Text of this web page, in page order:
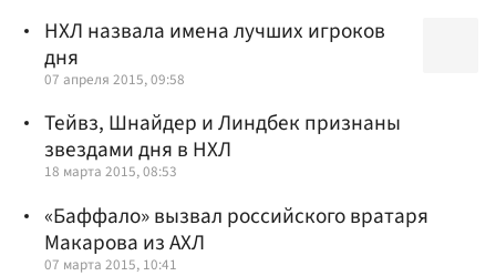
НХЛ назвала имена лучших игроков
дня
07 апреля 2015, 09:58
Тейвз, Шнайдер и Линдбек признаны
звездами дня в НХЛ
18 марта 2015, 08:53
«Баффало» вызвал российского вратаря
Макарова из АХЛ
07 марта 2015, 10:41